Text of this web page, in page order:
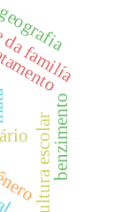
cultura escolar
familía
benzimento